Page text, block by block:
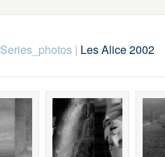
Series_photos| Les Alice 2002